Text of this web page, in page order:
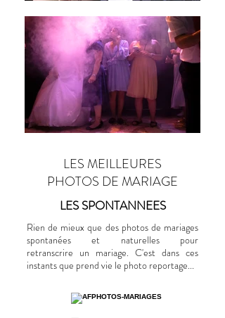
LES MEILLEURES
PHOTOS DE MARIAGE
LES SPONTANNEES
Rien de mieux que des photos de mariages
spontanées et naturelles pour
retranscrire un mariage. C'est dans ces
instants que prend vie le photo reportage...